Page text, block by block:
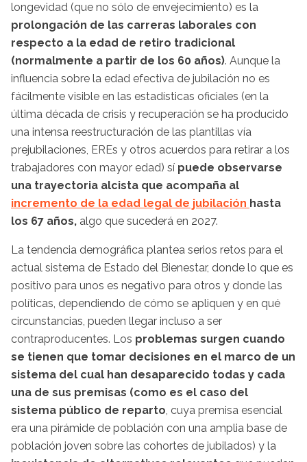
longevidad (que no sólo de envejecimiento) es la
prolongación de las carreras laborales con
respecto a la edad de retiro tradicional
(normalmente a partir de los 60 años). Aunque la
influencia sobre la edad efectiva de jubilación no es
fácilmente visible en las estadísticas oficiales (en la
última década de crisis y recuperación se ha producido
una intensa reestructuración de las plantillas vía
prejubilaciones, EREs y otros acuerdos para retirar a los
trabajadores con mayor edad) sí puede observarse
una trayectoria alcista que acompaña al
incremento de la edad legal de jubilación hasta
los 67 años, algo que sucederá en 2027.
La tendencia demográfica plantea serios retos para el
actual sistema de Estado del Bienestar, donde lo que es
positivo para unos es negativo para otros y donde las
políticas, dependiendo de cómo se apliquen y en qué
circunstancias, pueden llegar incluso a ser
contraproducentes. Los problemas surgen cuando
se tienen que tomar decisiones en el marco de un
sistema del cual han desaparecido todas y cada
una de sus premisas (como es el caso del
sistema público de reparto, cuya premisa esencial
era una pirámide de población con una amplia base de
población joven sobre las cohortes de jubilados) y la